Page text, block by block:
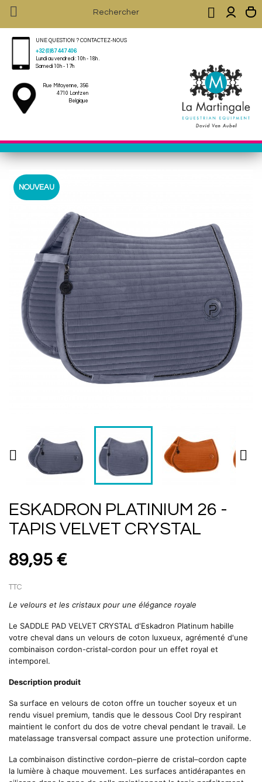
 
UNE QUESTION ? CONTACTEZ-NOUS
+32 (0)87 447 406
Lundi au vendredi : 10h - 18h .
Samedi 10h - 17h
Rue Mitoyenne, 356
4710 Lontzen
Belgique
NOUVEAU
 
ESKADRON PLATINIUM 26 -
TAPIS VELVET CRYSTAL
89,95 €
TTC
Le velours et les cristaux pour une élégance royale
Le SADDLE PAD VELVET CRYSTAL d'Eskadron Platinum habille
votre cheval dans un velours de coton luxueux, agrémenté d'une
combinaison cordon-cristal-cordon pour un effet royal et
intemporel.
Description produit
Sa surface en velours de coton offre un toucher soyeux et un
rendu visuel premium, tandis que le dessous Cool Dry respirant
maintient le confort du dos de votre cheval pendant le travail. Le
matelassage transversal compact assure une protection uniforme.
La combinaison distinctive cordon–pierre de cristal–cordon capte
la lumière à chaque mouvement. Les surfaces antidérapantes en